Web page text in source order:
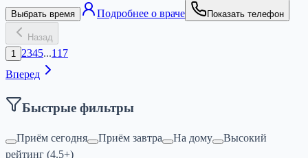
Выбрать время Подробнее о враче Показать телефон
Назад
1
2345...117
Вперед
Быстрые фильтры
Приём сегодня Приём завтра На дому
Высокий
рейтинг (4.5+)